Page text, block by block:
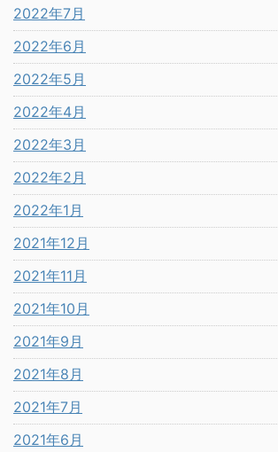
2022年7月
2022年6月
2022年5月
2022年4月
2022年3月
2022年2月
2022年1月
2021年12月
2021年11月
2021年10月
2021年9月
2021年8月
2021年7月
2021年6月